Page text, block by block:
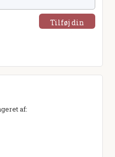
Tilføj din
af: